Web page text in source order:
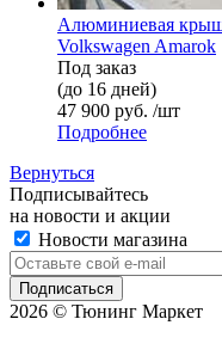
Алюминиевая
Volkswagen Amarok
Под заказ
(до 16 дней)
47 900 руб. /шт
Подробнее
Вернуться
Подписывайтесь
на новости и акции
Новости магазина
2026 © Тюнинг Маркет